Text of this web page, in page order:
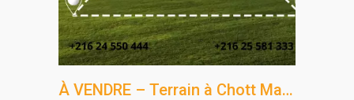
À VENDRE – Terrain à Chott Mariem (Foukaia)